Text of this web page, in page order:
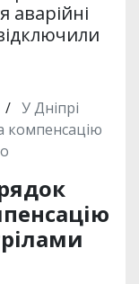
аварійні
/ У Дніпрі
компенсацію